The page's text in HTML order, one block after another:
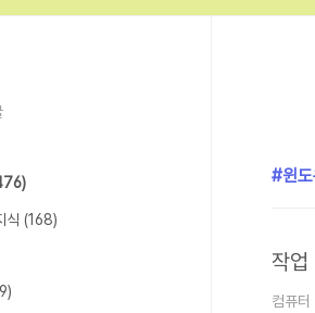
윈
컴퓨
식 (168)